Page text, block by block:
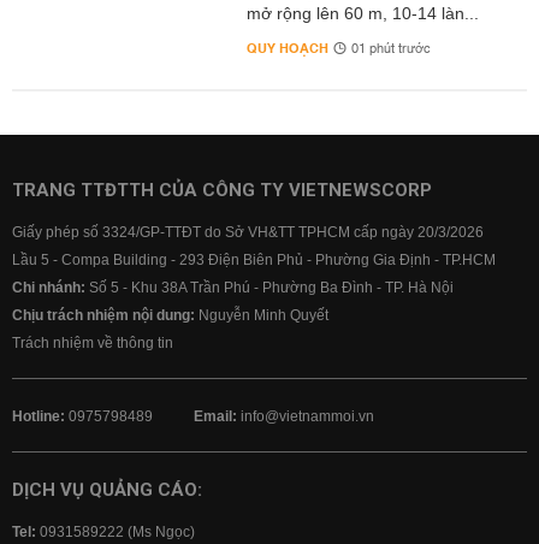
mở rộng lên 60 m, 10-14 làn...
QUY HOẠCH 01 phút trước
TRANG TTĐTTH CỦA CÔNG TY VIETNEWSCORP
Giấy phép số 3324/GP-TTĐT do Sở VH&TT TPHCM cấp ngày 20/3/2026
Lầu 5 - Compa Building - 293 Điện Biên Phủ - Phường Gia Định - TP.HCM
Chi nhánh: Số 5 - Khu 38A Trần Phú - Phường Ba Đình - TP. Hà Nội
Chịu trách nhiệm nội dung: Nguyễn Minh Quyết
Trách nhiệm về thông tin
Hotline: 0975798489 Email: info@vietnammoi.vn
DỊCH VỤ QUẢNG CÁO:
Tel: 0931589222 (Ms Ngọc)